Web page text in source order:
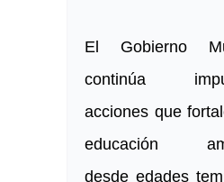
El Gobierno
continúa
acciones que
educación
desde edades